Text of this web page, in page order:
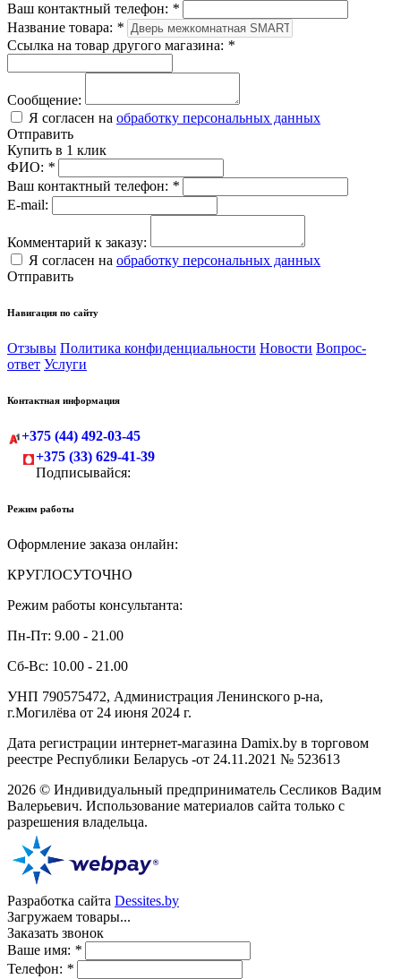
Ваш контактный телефон: *
Название товара: *
Ссылка на товар другого магазина: *
Сообщение:
Я согласен на обработку персональных данных
Отправить
Купить в 1 клик
ФИО: *
Ваш контактный телефон: *
E-mail:
Комментарий к заказу:
Я согласен на обработку персональных данных
Отправить
Навигация по сайту
Отзывы Политика конфиденциальности Новости Вопрос-
ответ Услуги
Контактная информация
+375 (44) 492-03-45
+375 (33) 629-41-39
Подписывайся:
Режим работы
Оформление заказа онлайн:
КРУГЛОСУТОЧНО
Режим работы консультанта:
Пн-Пт: 9.00 - 21.00
Сб-Вс: 10.00 - 21.00
УНП 790575472, Администрация Ленинского р-на,
г.Могилёва от 24 июня 2024 г.
Дата регистрации интернет-магазина Damix.by в торговом
реестре Республики Беларусь -от 24.11.2021 № 523613
2026 © Индивидуальный предприниматель Сесликов Вадим
Валерьевич. Использование материалов сайта только с
разрешения владельца.
Разработка сайта Dessites.by
Загружаем товары...
Заказать звонок
Ваше имя: *
Телефон: *